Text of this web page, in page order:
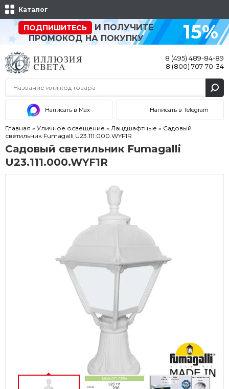
Каталог
ПОДПИШИТЕСЬ
И ПОЛУЧИТЕ
ПРОМОКОД НА ПОКУПКУ
15%
8 (495) 489-84-89
8 (800) 707-70-34
Написать в Max Написать в Telegram
Главная » Уличное освещение » Ландшафтные » Садовый
светильник Fumagalli U23.111.000.WYF1R
Садовый светильник Fumagalli
U23.111.000.WYF1R